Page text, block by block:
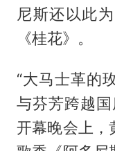
尼斯还以此
《桂花》。
“大马士革的
与芬芳跨越
开幕晚会上，